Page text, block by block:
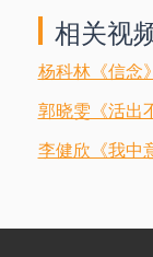
相关视
杨科林《信念》
郭晓雯《活出
李健欣《我中